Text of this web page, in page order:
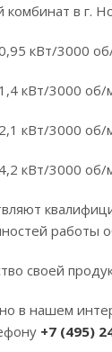
комбинат в г.
кВт/3000
кВт/3000
кВт/3000
кВт/3000
работы
своей
в нашем
+7 (495)